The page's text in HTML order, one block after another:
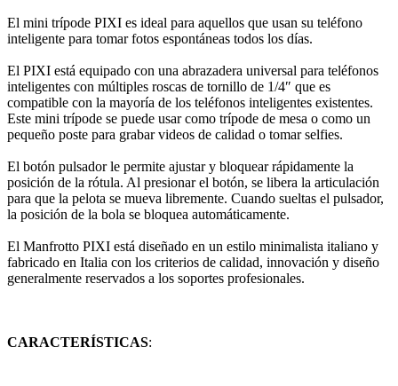
El mini trípode PIXI es ideal para aquellos que usan su teléfono
inteligente para tomar fotos espontáneas todos los días.
El PIXI está equipado con una abrazadera universal para teléfonos
inteligentes con múltiples roscas de tornillo de 1/4″ que es
compatible con la mayoría de los teléfonos inteligentes existentes.
Este mini trípode se puede usar como trípode de mesa o como un
pequeño poste para grabar videos de calidad o tomar selfies.
El botón pulsador le permite ajustar y bloquear rápidamente la
posición de la rótula. Al presionar el botón, se libera la articulación
para que la pelota se mueva libremente. Cuando sueltas el pulsador,
la posición de la bola se bloquea automáticamente.
El Manfrotto PIXI está diseñado en un estilo minimalista italiano y
fabricado en Italia con los criterios de calidad, innovación y diseño
generalmente reservados a los soportes profesionales.
CARACTERÍSTICAS: